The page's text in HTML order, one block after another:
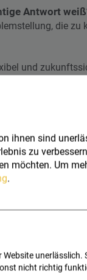
Antwort
die zu
und
um die Uhr und
für die
ihnen sind
zu
möchten. Um
.
unerlässlich.
nicht richtig